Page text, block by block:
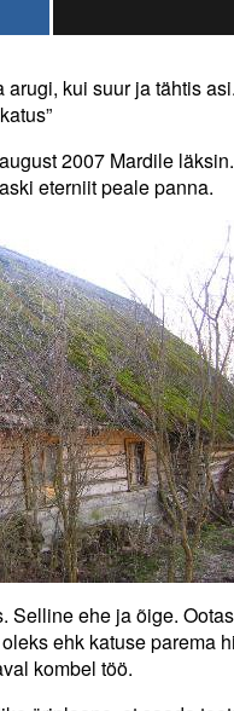
kui suur ja tähtis
2007 Mardile
eterniit peale panna.
ehe ja õige.
ehk katuse parema
kombel töö.